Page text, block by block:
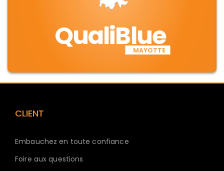
QualiBlue
MAYOTTE
CLIENT
Embauchez en toute confiance
Foire aux questions